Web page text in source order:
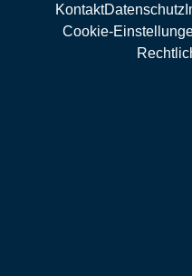
KontaktDatenschutz
Cookie-